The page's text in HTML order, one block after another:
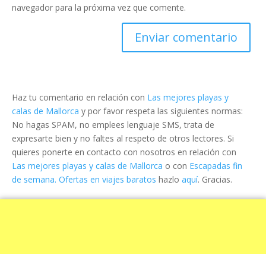
navegador para la próxima vez que comente.
Haz tu comentario en relación con Las mejores playas y
calas de Mallorca y por favor respeta las siguientes normas:
No hagas SPAM, no emplees lenguaje SMS, trata de
expresarte bien y no faltes al respeto de otros lectores. Si
quieres ponerte en contacto con nosotros en relación con
Las mejores playas y calas de Mallorca o con Escapadas fin
de semana. Ofertas en viajes baratos hazlo aquí. Gracias.